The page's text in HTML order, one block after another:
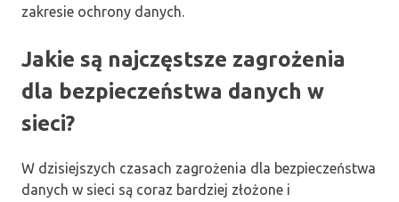
zakresie ochrony danych.
Jakie są najczęstsze zagrożenia
dla bezpieczeństwa danych w
sieci?
W dzisiejszych czasach zagrożenia dla bezpieczeństwa
danych w sieci są coraz bardziej złożone i